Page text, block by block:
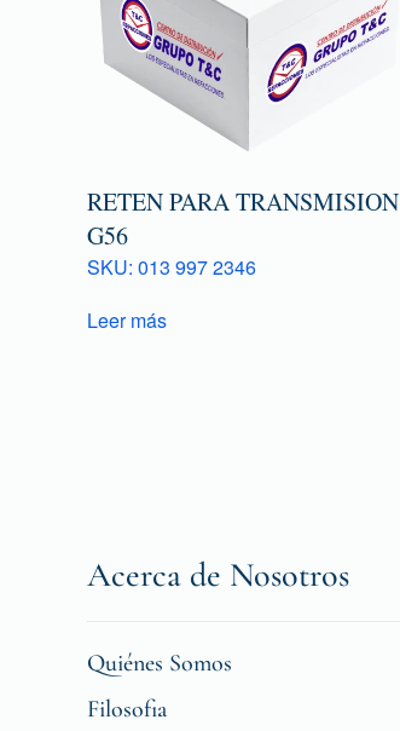
RETEN PARA TRANSMISION
G56
SKU: 013 997 2346
Leer más
Acerca de Nosotros
Quiénes Somos
Filosofia